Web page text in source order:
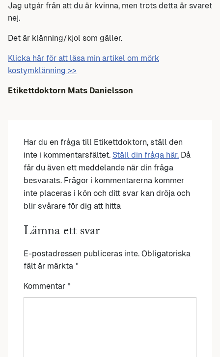
Jag utgår från att du är kvinna, men trots detta är svaret
nej.
Det är klänning/kjol som gäller.
Klicka här för att läsa min artikel om mörk
kostymklänning >>
Etikettdoktorn Mats Danielsson
Har du en fråga till Etikettdoktorn, ställ den
inte i kommentarsfältet. Ställ din fråga här. Då
får du även ett meddelande när din fråga
besvarats. Frågor i kommentarerna kommer
inte placeras i kön och ditt svar kan dröja och
blir svårare för dig att hitta
Lämna ett svar
E-postadressen publiceras inte. Obligatoriska
fält är märkta *
Kommentar *